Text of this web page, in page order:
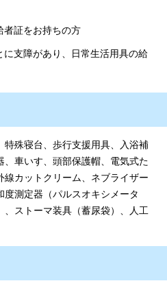
者証をお持ちの方
支障があり、日常生活用具の給
特殊寝台、歩行支援用具、入浴補
、車いす、頭部保護帽、電気式た
線カットクリーム、ネブライザー
度測定器（パルスオキシメータ
ストーマ装具（蓄尿袋）、人工